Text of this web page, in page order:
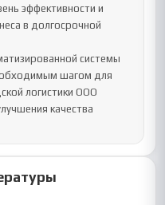
эффективности и
в долгосрочной
системы
шагом для
логистики ООО
качества